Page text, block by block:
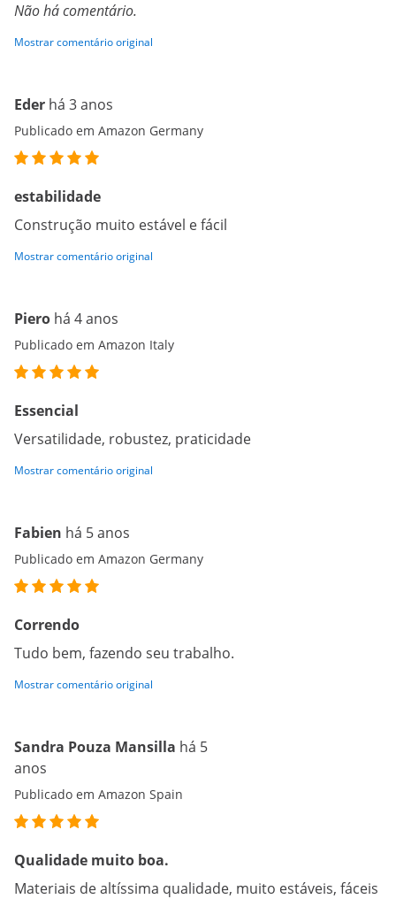
Não há comentário.
Mostrar comentário original
Eder há 3 anos
Publicado em Amazon Germany
estabilidade
Construção muito estável e fácil
Mostrar comentário original
Piero há 4 anos
Publicado em Amazon Italy
Essencial
Versatilidade, robustez, praticidade
Mostrar comentário original
Fabien há 5 anos
Publicado em Amazon Germany
Correndo
Tudo bem, fazendo seu trabalho.
Mostrar comentário original
Sandra Pouza Mansilla há 5
anos
Publicado em Amazon Spain
Qualidade muito boa.
Materiais de altíssima qualidade, muito estáveis, fáceis